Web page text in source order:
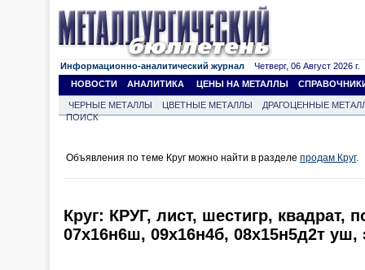
Информационно-аналитический журнал Четверг, 06 Август 2026 г.
НОВОСТИ
АНАЛИТИКА ЦЕНЫ НА МЕТАЛЛЫ
ЧЕРНЫЕ МЕТАЛЛЫ ЦВЕТНЫЕ МЕТАЛЛЫ
ДРАГОЦЕННЫЕ
ПОИСК
Объявления по теме Круг можно найти в разделе продам Круг.
Круг: КРУГ, лист, шестигр, квадрат,
07х16н6ш, 09х16н4б, 08х15н5д2т уш,